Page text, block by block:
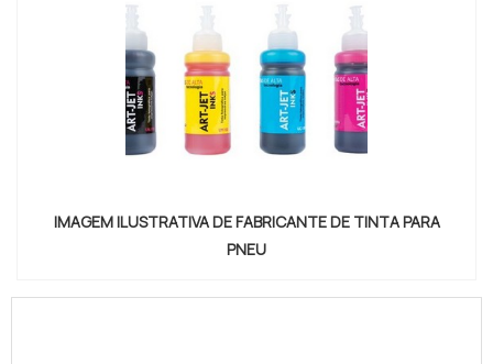
IMAGEM ILUSTRATIVA DE FABRICANTE DE TINTA PARA
PNEU